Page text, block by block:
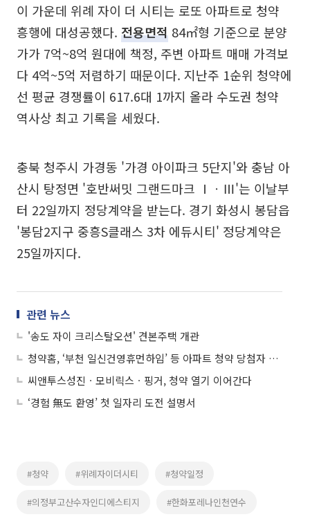
이 가운데 위례 자이 더 시티는 로또 아파트로 청약
흥행에 대성공했다. 전용면적 84㎡형 기준으로 분양
가가 7억~8억 원대에 책정, 주변 아파트 매매 가격보
다 4억~5억 저렴하기 때문이다. 지난주 1순위 청약에
선 평균 경쟁률이 617.6대 1까지 올라 수도권 청약
역사상 최고 기록을 세웠다.
충북 청주시 가경동 '가경 아이파크 5단지'와 충남 아
산시 탕정면 '호반써밋 그랜드마크 ⅠㆍⅢ'는 이날부
터 22일까지 정당계약을 받는다. 경기 화성시 봉담읍
'봉담2지구 중흥S클래스 3차 에듀시티' 정당계약은
25일까지다.
관련 뉴스
'송도 자이 크리스탈오션' 견본주택 개관
청약홈, ‘부천 일신건영휴먼하임’ 등 아파트 청약 당첨자 발표
씨앤투스성진ㆍ모비릭스ㆍ핑거, 청약 열기 이어간다
‘경험 無도 환영’ 첫 일자리 도전 설명서
#청약 #위례자이더시티 #청약일정
#의정부고산수자인디에스티지 #한화포레나인천연수